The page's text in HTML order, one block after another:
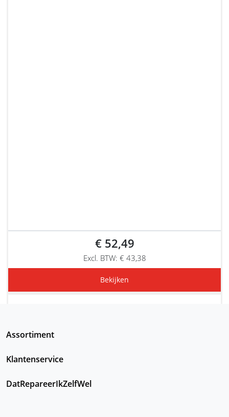
€ 52,49
Excl. BTW: € 43,38
Bekijken
Assortiment
Klantenservice
DatRepareerIkZelfWel